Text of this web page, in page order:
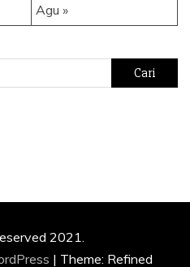
Agu »
2021.
| Theme: Refined